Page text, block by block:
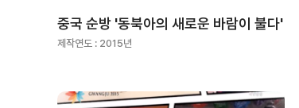
중국 순방 '동북아의 새로운 바람이 불다'
제작연도 : 2015년